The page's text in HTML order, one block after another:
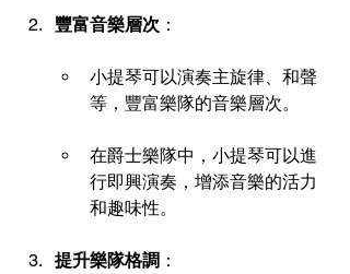
豐富音樂層次 ：
小提琴可以演奏主旋律、和聲
等，豐富樂隊的音樂層次。
在爵士樂隊中，小提琴可以進
行即興演奏，增添音樂的活力
和趣味性。
提升樂隊格調 ：